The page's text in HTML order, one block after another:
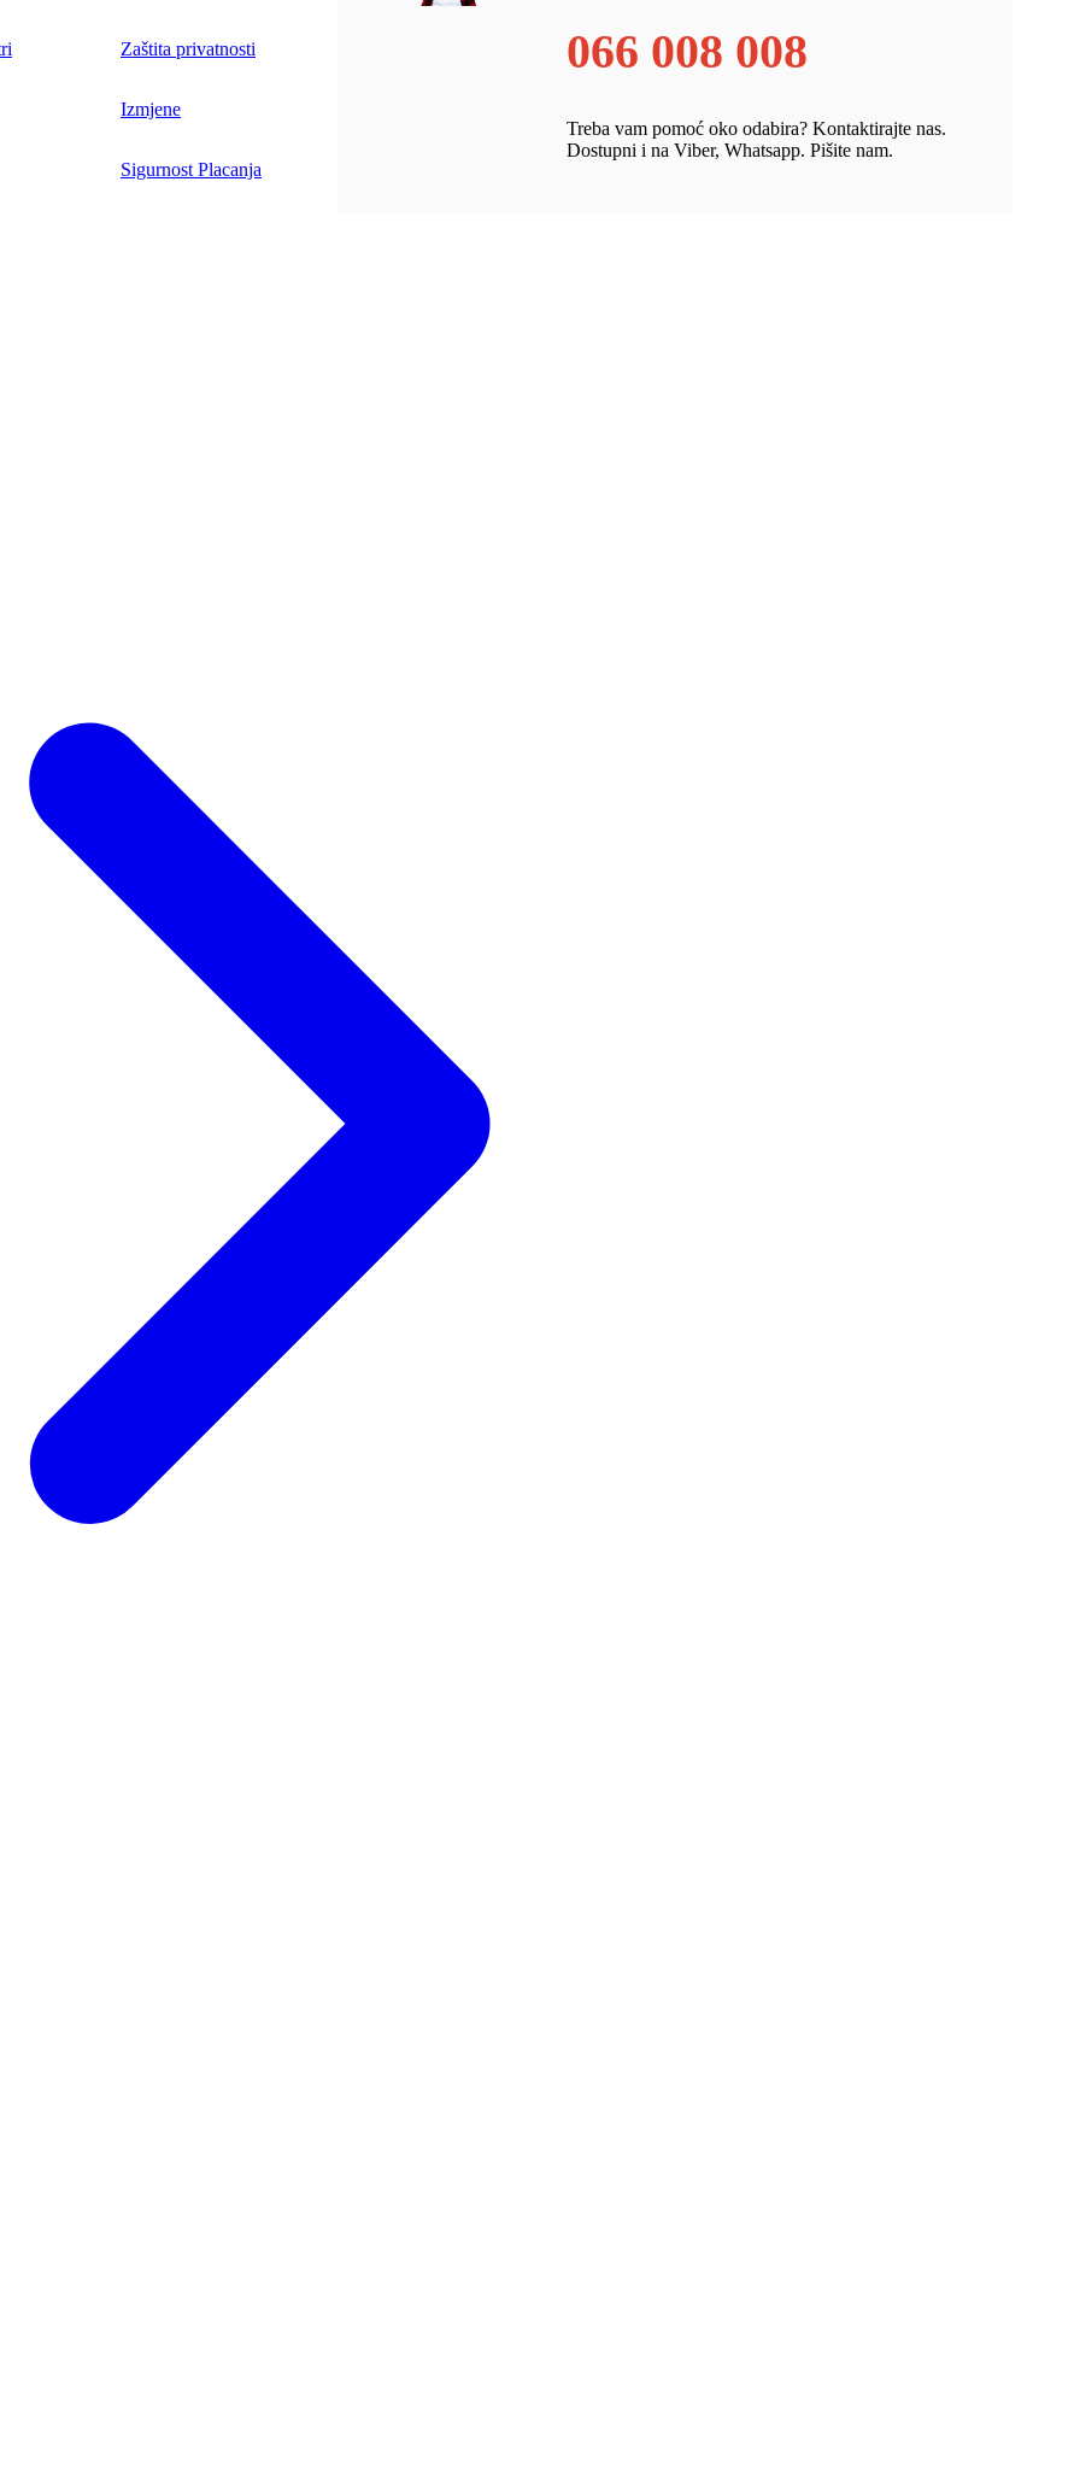
Zaštita privatnosti
Izmjene
Sigurnost Placanja
066 008 008
Treba vam pomoć oko odabira? Kontaktirajte nas.
Dostupni i na Viber, Whatsapp. Pišite nam.